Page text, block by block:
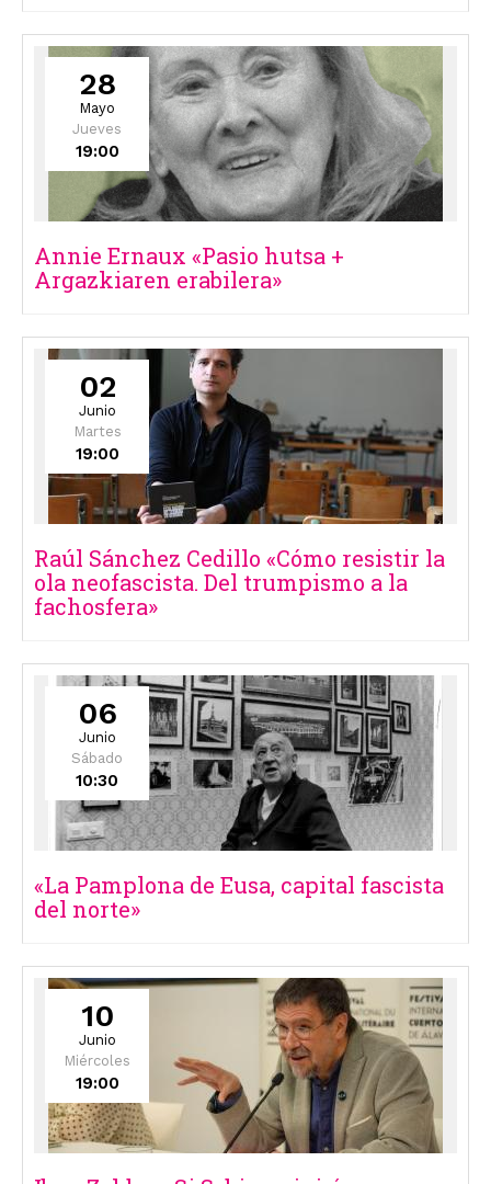
28
Mayo
Jueves
19:00
Annie Ernaux «Pasio hutsa +
Argazkiaren erabilera»
02
Junio
Martes
19:00
Raúl Sánchez Cedillo «Cómo resistir la
ola neofascista. Del trumpismo a la
fachosfera»
06
Junio
Sábado
10:30
«La Pamplona de Eusa, capital fascista
del norte»
10
Junio
Miércoles
19:00